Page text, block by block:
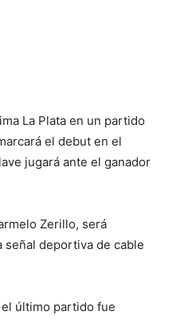
La Plata en un partido
el debut en el
jugará ante el ganador
Zerillo, será
deportiva de cable
el último partido fue